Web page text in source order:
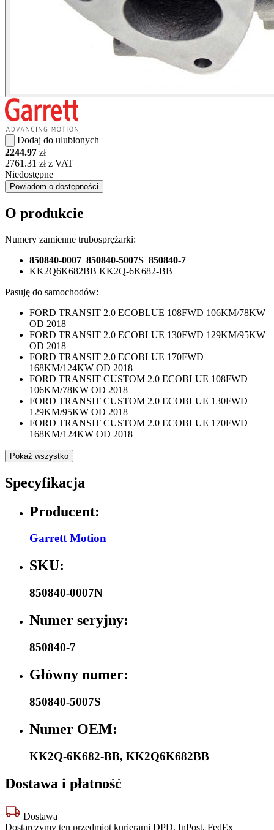
Dodaj do ulubionych
2244.97 zł
2761.31 zł z VAT
Niedostępne
Powiadom o dostępności
O produkcie
Numery zamienne trubosprężarki:
850840-0007 850840-5007S 850840-7
KK2Q6K682BB KK2Q-6K682-BB
Pasuję do samochodów:
FORD TRANSIT 2.0 ECOBLUE 108FWD 106KM/78KW
OD 2018
FORD TRANSIT 2.0 ECOBLUE 130FWD 129KM/95KW
OD 2018
FORD TRANSIT 2.0 ECOBLUE 170FWD
168KM/124KW OD 2018
FORD TRANSIT CUSTOM 2.0 ECOBLUE 108FWD
106KM/78KW OD 2018
FORD TRANSIT CUSTOM 2.0 ECOBLUE 130FWD
129KM/95KW OD 2018
FORD TRANSIT CUSTOM 2.0 ECOBLUE 170FWD
168KM/124KW OD 2018
Pokaż wszystko
Specyfikacja
Producent:
Garrett Motion
SKU:
850840-0007N
Numer seryjny:
850840-7
Główny numer:
850840-5007S
Numer OEM:
KK2Q-6K682-BB, KK2Q6K682BB
Dostawa i płatność
Dostawa
Dostarczymy ten przedmiot kurierami DPD, InPost, FedEx